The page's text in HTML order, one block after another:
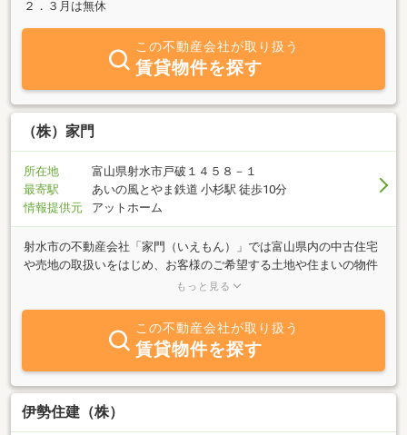
２．３月は無休
この不動産会社が取り扱う
賃貸物件を探す
（株）家門
所在地
富山県射水市戸破１４５８－１
最寄駅
あいの風とやま鉄道 小杉駅 徒歩10分
情報提供元
アットホーム
射水市の不動産会社「家門（いえもん）」では富山県内の中古住宅
や売地の取扱いをはじめ、お客様のご希望する土地や住まいの物件
探しから不動産の無料査定および買取相談まで幅広くご要望にお応
者」「債務者」「買主」のすべてにメリットのあるように不動産売
却をすることができます。「不動産を全力でサポート」をモットー
に不動産に関する「売りたい」「買いたい」「借りたい」「貸した
い」のお手伝いをさせて頂きますので是非お気軽にご相談くださ
い。
もっと見る
この不動産会社が取り扱う
賃貸物件を探す
伊勢住建（株）